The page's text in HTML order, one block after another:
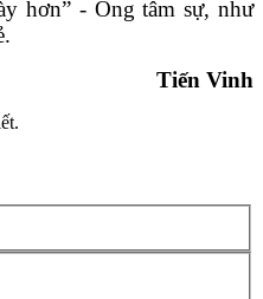
hơn” - Ông tâm sự, như
Tiến Vinh